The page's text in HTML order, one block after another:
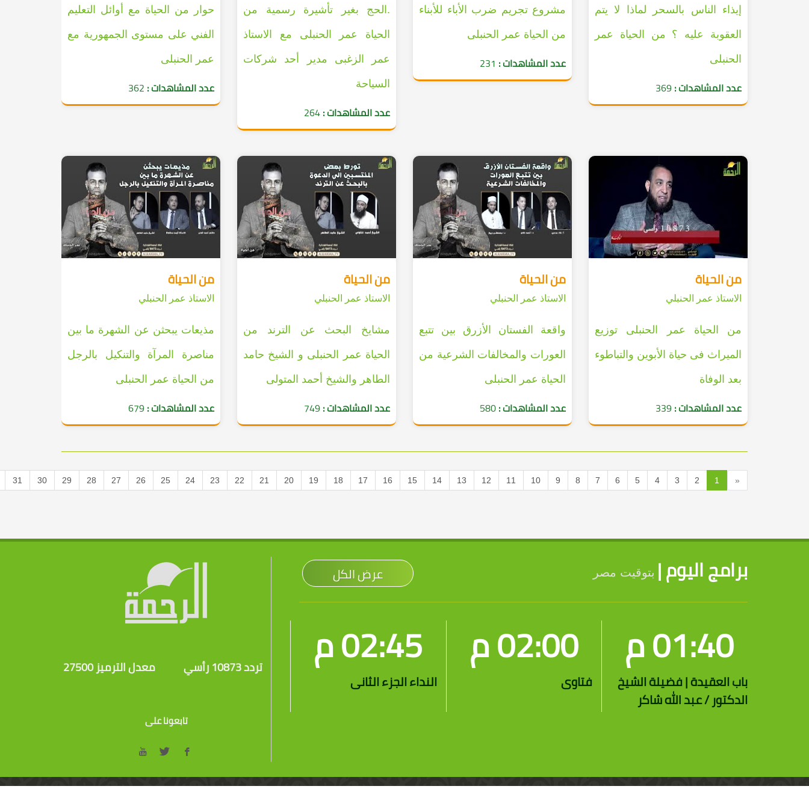
إيذاء الناس بالسحر لماذا لا يتم
العقوبة عليه ؟ من الحياة عمر
الحنبلى
عدد المشاهدات :369
مشروع تجريم ضرب الأباء للأبناء
من الحياة عمر الحنبلى
عدد المشاهدات : 231
.الحج بغير تأشيرة رسمية من
الحياة عمر الحنبلى مع الاستاذ
عمر الزغبى مدير أحد شركات
السياحة
عدد المشاهدات :264
حوار من الحياة مع أوائل التعليم
الفني على مستوى الجمهورية مع
عمر الحنبلى
عدد المشاهدات : 362
من الحياة
الاستاذ عمر الحنبلي
من الحياة عمر الحنبلى توزيع
الميراث فى حياة الأبوين والتباطوء
بعد الوفاة
عدد المشاهدات :339
من الحياة
الاستاذ عمر الحنبلي
واقعة الفستان الأزرق بين تتبع
العورات والمخالفات الشرعية من
الحياة عمر الحنبلى
عدد المشاهدات :580
من الحياة
الاستاذ عمر الحنبلي
مشايخ البحث عن الترند من
الحياة عمر الحنبلى و الشيخ حامد
الطاهر والشيخ أحمد المتولى
عدد المشاهدات :749
من الحياة
الاستاذ عمر الحنبلي
مذيعات يبحثن عن الشهرة ما بين
مناصرة المرآة والتنكيل بالرجل
من الحياة عمر الحنبلى
عدد المشاهدات :679
«
1
2
3
4
5
6
7
8
9
10
11
12
13
14
15
16
17
18
19
20
21
22
23
24
25
26
27
28
29
30
31
برامج اليوم | بتوقيت مصر عرض الكل
01:40 م
باب العقيدة | فضيلة الشيخ
الدكتور / عبد الله شاكر
02:00 م
فتاوى
02:45 م
النداء الجزء الثانى
تردد 10873 رأسي معدل الترميز 27500
تابعونا على